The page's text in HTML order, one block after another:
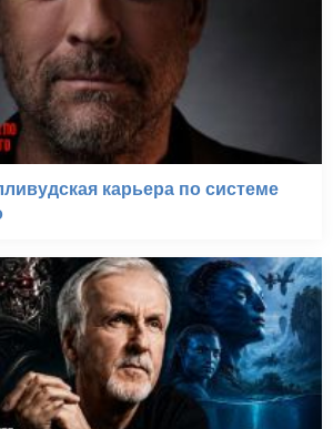
карьера по системе